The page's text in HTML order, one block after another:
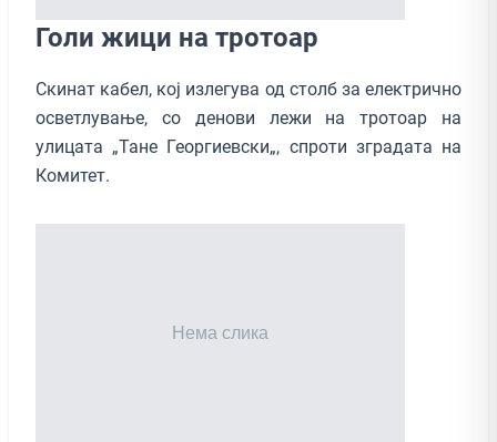
Голи жици на тротоар
Скинат кабел, кој излегува од столб за електрично
осветлување, со денови лежи на тротоар на
улицата „Тане Георгиевски„, спроти зградата на
Комитет.